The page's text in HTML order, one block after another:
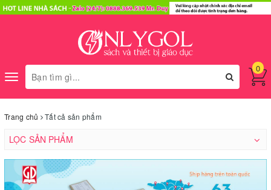
Toggle
navigation
0
Trang chủ Tất cả sản phẩm
LỌC SẢN PHẨM